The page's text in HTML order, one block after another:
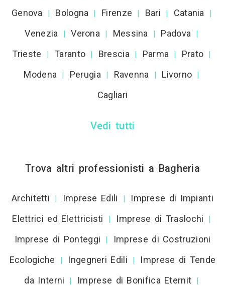
Genova | Bologna | Firenze | Bari | Catania |
Venezia | Verona | Messina | Padova |
Trieste | Taranto | Brescia | Parma | Prato |
Modena | Perugia | Ravenna | Livorno |
Cagliari
Vedi tutti
Trova altri professionisti a Bagheria
Architetti | Imprese Edili |
Imprese di Impianti
Elettrici ed Elettricisti
| Imprese di Traslochi |
Imprese di Ponteggi |
Imprese di Costruzioni
Ecologiche
| Ingegneri Edili |
Imprese di Tende
da Interni
| Imprese di Bonifica Eternit |